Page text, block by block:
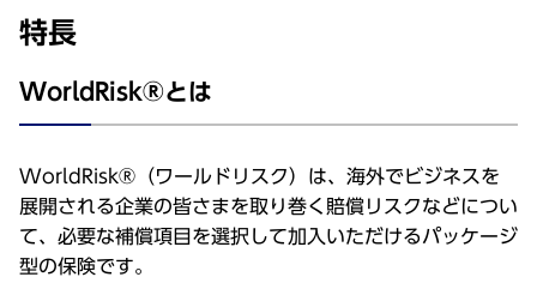
特長
WorldRisk®とは
WorldRisk®（ワールドリスク）は、海外でビジネスを
展開される企業の皆さまを取り巻く賠償リスクなどについ
て、必要な補償項目を選択して加入いただけるパッケージ
型の保険です。